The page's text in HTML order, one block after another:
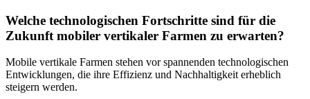
Welche technologischen Fortschritte sind für die
Zukunft mobiler vertikaler Farmen zu erwarten?
Mobile vertikale Farmen stehen vor spannenden technologischen
Entwicklungen, die ihre Effizienz und Nachhaltigkeit erheblich
steigern werden.